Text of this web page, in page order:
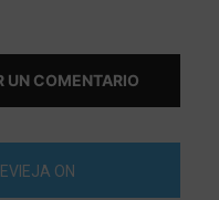
UN COMENTARIO
ON